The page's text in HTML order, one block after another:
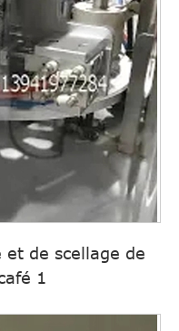
et de scellage de
1